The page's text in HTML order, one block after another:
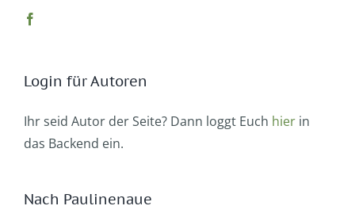
Login für Autoren
Ihr seid Autor der Seite? Dann loggt Euch hier in
das Backend ein.
Nach Paulinenaue